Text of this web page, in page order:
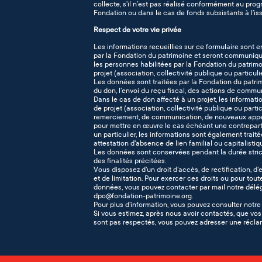
collecte, s’il n’est pas réalisé conformément au
Fondation ou dans le cas de fonds subsistants à
Respect de votre vie privée
Les informations recueillies sur ce formulaire sont
par la Fondation du patrimoine et seront
les personnes habilitées par la Fondation du
projet (association, collectivité publique ou
Les données sont traitées par la Fondation du
du don, l’envoi du reçu fiscal, des actions de
Dans le cas de don affecté à un projet, les
de projet (association, collectivité publique ou
remerciement, de communication, de nouveaux
pour mettre en œuvre le cas échéant une
un particulier, les informations sont également
attestation d'absence de lien familial ou
Les données sont conservées pendant la durée
des finalités précitées.
Vous disposez d’un droit d’accès, de rectification,
et de limitation. Pour exercer ces droits ou pour
données, vous pouvez contacter par mail notre
dpo@fondation-patrimoine.org.
Pour plus d’information, vous pouvez consulter notre
Si vous estimez, après nous avoir contactés, que
sont pas respectés, vous pouvez adresser une